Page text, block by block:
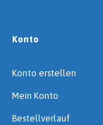
Konto
Konto erstellen
Mein Konto
Bestellverlauf